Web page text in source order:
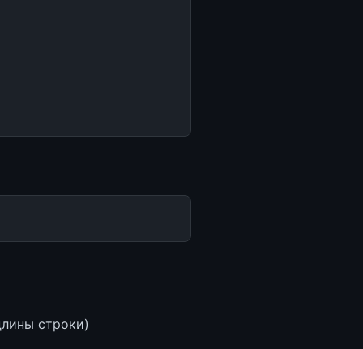
строки)